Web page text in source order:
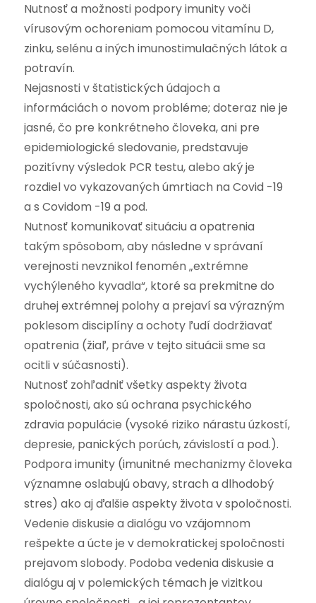
Nutnosť a možnosti podpory imunity voči
vírusovým ochoreniam pomocou vitamínu D,
zinku, selénu a iných imunostimulačných látok a
potravín.
Nejasnosti v štatistických údajoch a
informáciách o novom probléme; doteraz nie je
jasné, čo pre konkrétneho človeka, ani pre
epidemiologické sledovanie, predstavuje
pozitívny výsledok PCR testu, alebo aký je
rozdiel vo vykazovaných úmrtiach na Covid -19
a s Covidom -19 a pod.
Nutnosť komunikovať situáciu a opatrenia
takým spôsobom, aby následne v správaní
verejnosti nevznikol fenomén „extrémne
vychýleného kyvadla“, ktoré sa prekmitne do
druhej extrémnej polohy a prejaví sa výrazným
poklesom disciplíny a ochoty ľudí dodržiavať
opatrenia (žiaľ, práve v tejto situácii sme sa
ocitli v súčasnosti).
Nutnosť zohľadniť všetky aspekty života
spoločnosti, ako sú ochrana psychického
zdravia populácie (vysoké riziko nárastu úzkostí,
depresie, panických porúch, závislostí a pod.).
Podpora imunity (imunitné mechanizmy človeka
významne oslabujú obavy, strach a dlhodobý
stres) ako aj ďalšie aspekty života v spoločnosti.
Vedenie diskusie a dialógu vo vzájomnom
rešpekte a úcte je v demokratickej spoločnosti
prejavom slobody. Podoba vedenia diskusie a
dialógu aj v polemických témach je vizitkou